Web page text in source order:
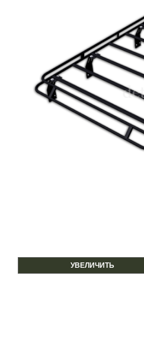
УВЕЛИЧИТЬ